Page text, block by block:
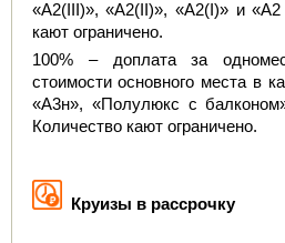
«А2(III)», «А2(II)», «А2(I)» и «А2
кают ограничено.
100% – доплата за
стоимости основного места в
«А3н», «Полулюкс с
Количество кают ограничено.
Круизы в рассрочку